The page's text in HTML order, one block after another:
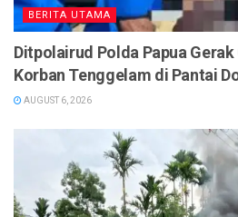
BERITA UTAMA
Ditpolairud Polda Papua Gerak
Korban Tenggelam di Pantai
AUGUST 6, 2026